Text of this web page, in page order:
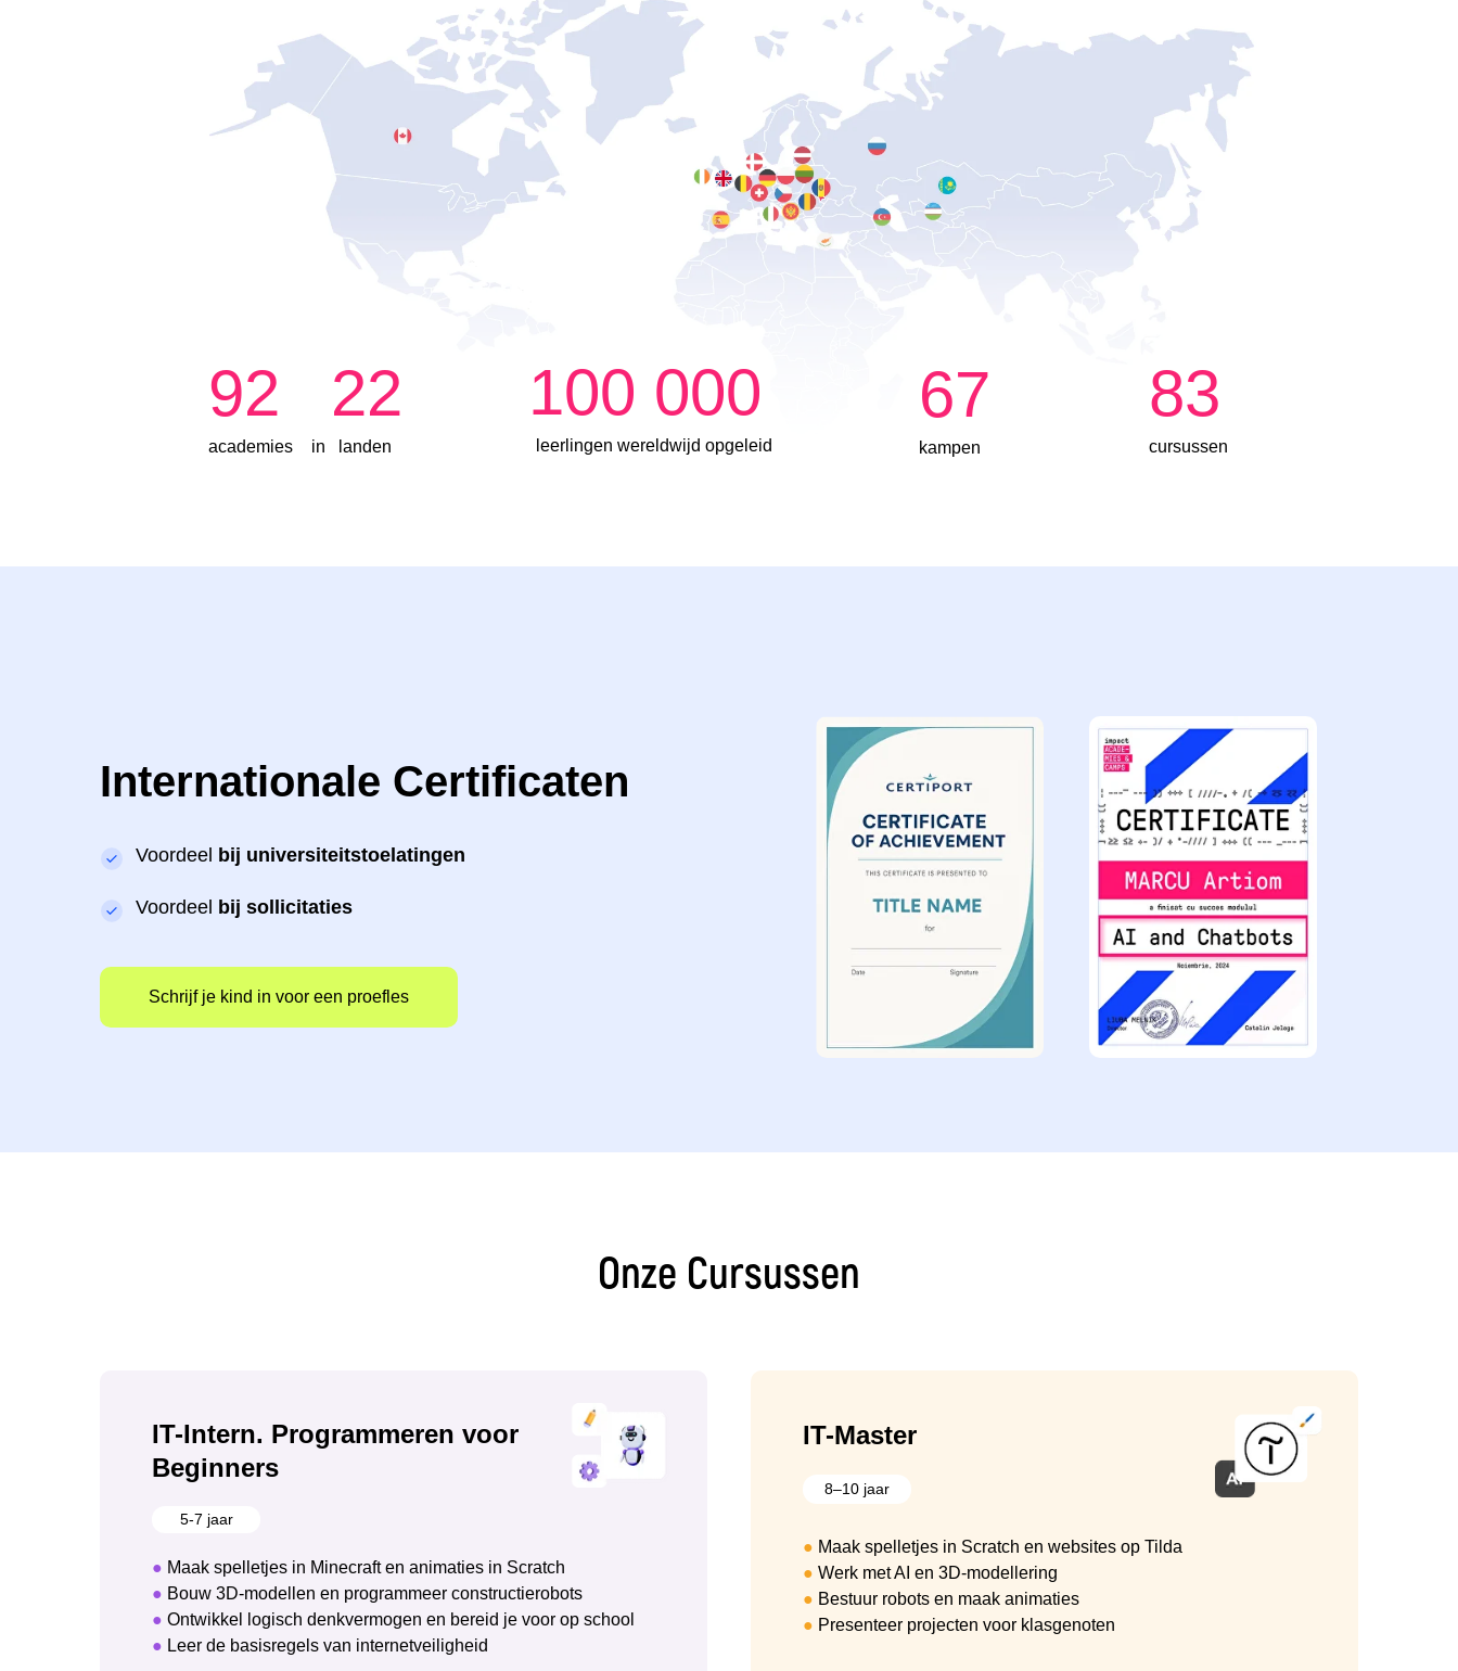
92 22
academies landen
in leerlingen wereldwijd opgeleid
100 000 67
kampen
83
cursussen
Schrijf je kind in voor een proefles
Internationale Certificaten
Voordeel bij universiteitstoelatingen
Voordeel bij sollicitaties
Onze Cursussen
IT-Master
8–10 jaar
● Maak spelletjes in Scratch en websites op Tilda
● Werk met AI en 3D-modellering
● Bestuur robots en maak animaties
● Presenteer projecten voor klasgenoten
IT-Intern. Programmeren voor
Beginners
5-7 jaar
● Maak spelletjes in Minecraft en animaties in Scratch
● Bouw 3D-modellen en programmeer constructierobots
● Ontwikkel logisch denkvermogen en bereid je voor op school
● Leer de basisregels van internetveiligheid